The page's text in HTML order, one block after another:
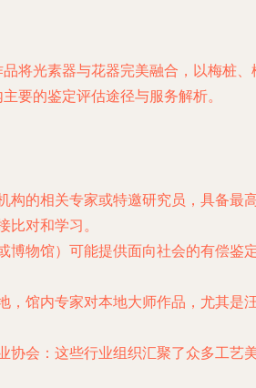
将光素器与花器完美融合，以梅桩
要的鉴定评估途径与服务解析。
构的相关专家或特邀研究员，具备最
对和学习。
博物馆）可能提供面向社会的有偿
，馆内专家对本地大师作品，尤其
协会 ：这些行业组织汇聚了众多工艺